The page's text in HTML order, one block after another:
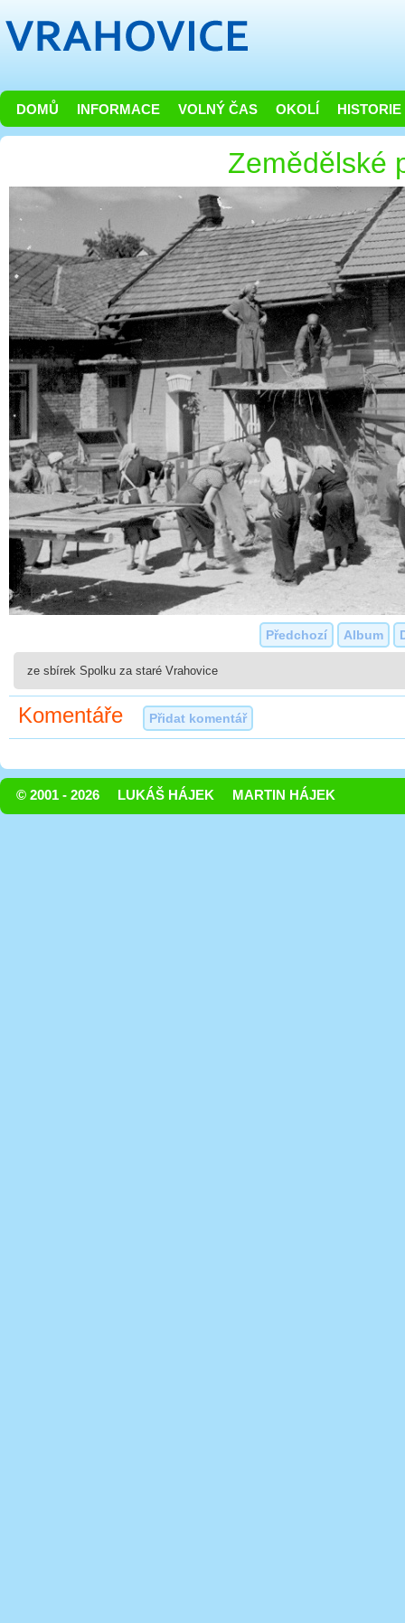
DOMŮ INFORMACE VOLNÝ ČAS OKOLÍ HISTORIE
Zemědělské
Předchozí Album
ze sbírek Spolku za staré Vrahovice
Komentáře Přidat komentář
© 2001 - 2026 LUKÁŠ HÁJEK MARTIN HÁJEK